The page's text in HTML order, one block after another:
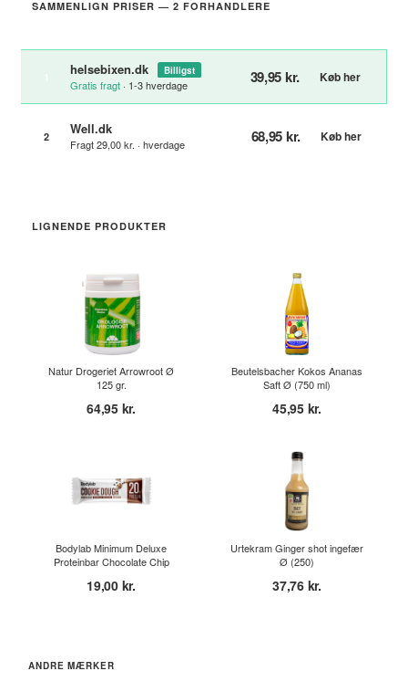
SAMMENLIGN PRISER — 2 FORHANDLERE
helsebixen.dk Billigst
Gratis fragt · 1-3 hverdage 39,95 kr. Køb her
2 Well.dk
Fragt 29,00 kr. · hverdage 68,95 kr. Køb her
LIGNENDE PRODUKTER
Natur Drogeriet Arrowroot Ø
125 gr.
64,95 kr.
Beutelsbacher Kokos Ananas
Saft Ø (750 ml)
45,95 kr.
Bodylab Minimum Deluxe
Proteinbar Chocolate Chip
19,00 kr.
Urtekram Ginger shot ingefær
Ø (250)
37,76 kr.
ANDRE MÆRKER